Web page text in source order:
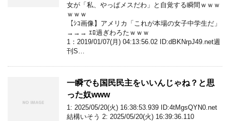
女が「私、やっぱメスだわ」と自覚する瞬間ｗｗｗ
ｗｗｗ
【ｼｺ画像】アメリカ「これが本場の女子中学生だ」
→→→ ｴﾛ過ぎわろたｗｗｗ
1：2019/01/07(月) 04:13:56.02 ID:dBKNrpJ49.net週
刊S…
一瞬でも国民民主をいいんじゃね？と思
った奴www
1: 2025/05/20(火) 16:38:53.939 ID:4tMgsQYN0.net
結構いそう 2: 2025/05/20(火) 16:39:36.110